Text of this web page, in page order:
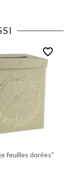
favorite_border
feuilles dorées"